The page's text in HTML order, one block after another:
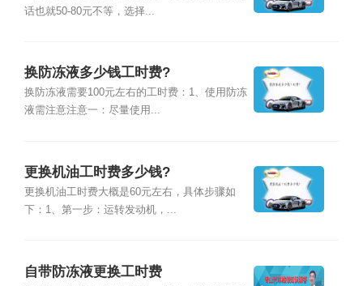
话也就50-80元不等，选择...
换防冻液多少钱工时费?
换防冻液需要100元左右的工时费：1、使用防冻
液需注意注意一：尽量使用...
更换机油工时费多少钱?
更换机油工时费大概是60元左右，具体步骤如
下：1、第一步：运转发动机，...
自带防冻液更换工时费